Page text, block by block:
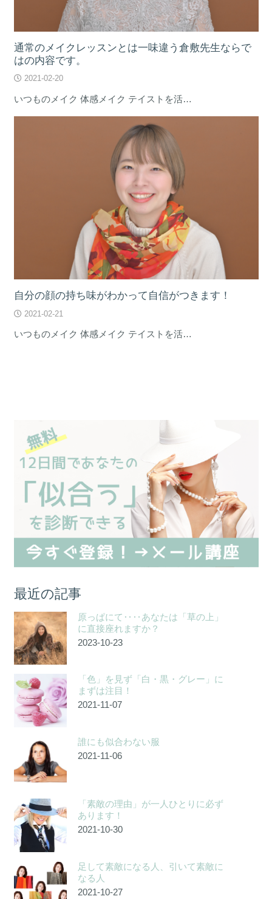
通常のメイクレッスンとは一味違う倉敷先生ならで
はの内容です。
2021-02-20
いつものメイク 体感メイク テイストを活…
自分の顔の持ち味がわかって自信がつきます！
2021-02-21
いつものメイク 体感メイク テイストを活…
最近の記事
原っぱにて‥‥あなたは「草の上」
に直接座れますか？
2023-10-23
「色」を見ず「白・黒・グレー」に
まずは注目！
2021-11-07
誰にも似合わない服
2021-11-06
「素敵の理由」が一人ひとりに必ず
あります！
2021-10-30
足して素敵になる人、引いて素敵に
なる人
2021-10-27